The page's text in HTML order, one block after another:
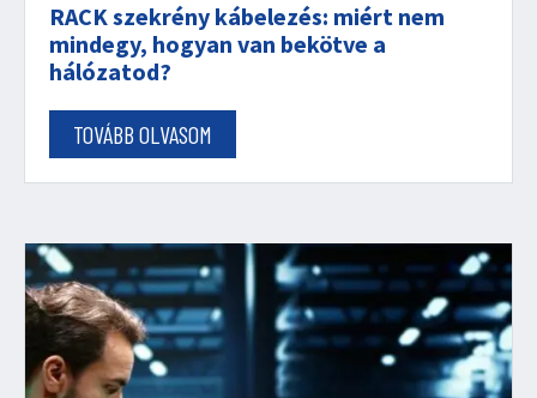
RACK szekrény kábelezés: miért nem
mindegy, hogyan van bekötve a
hálózatod?
TOVÁBB OLVASOM